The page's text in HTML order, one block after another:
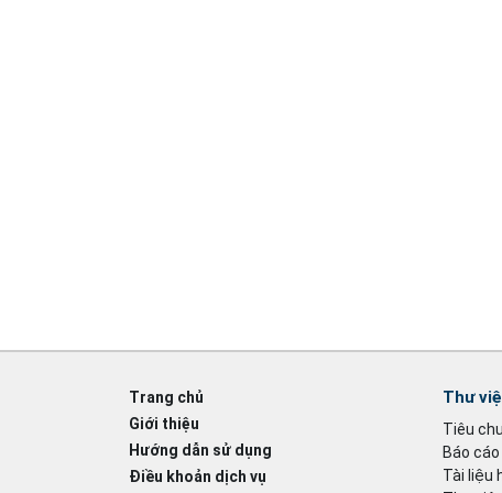
Trang chủ
Giới thiệu
Hướng dẫn sử dụng
Điều khoản dịch vụ
Thư
Tiêu
Báo
Tài liệu